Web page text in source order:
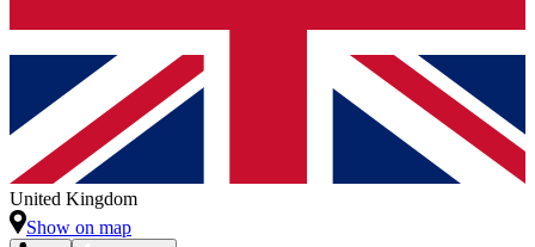
United Kingdom
Show on map